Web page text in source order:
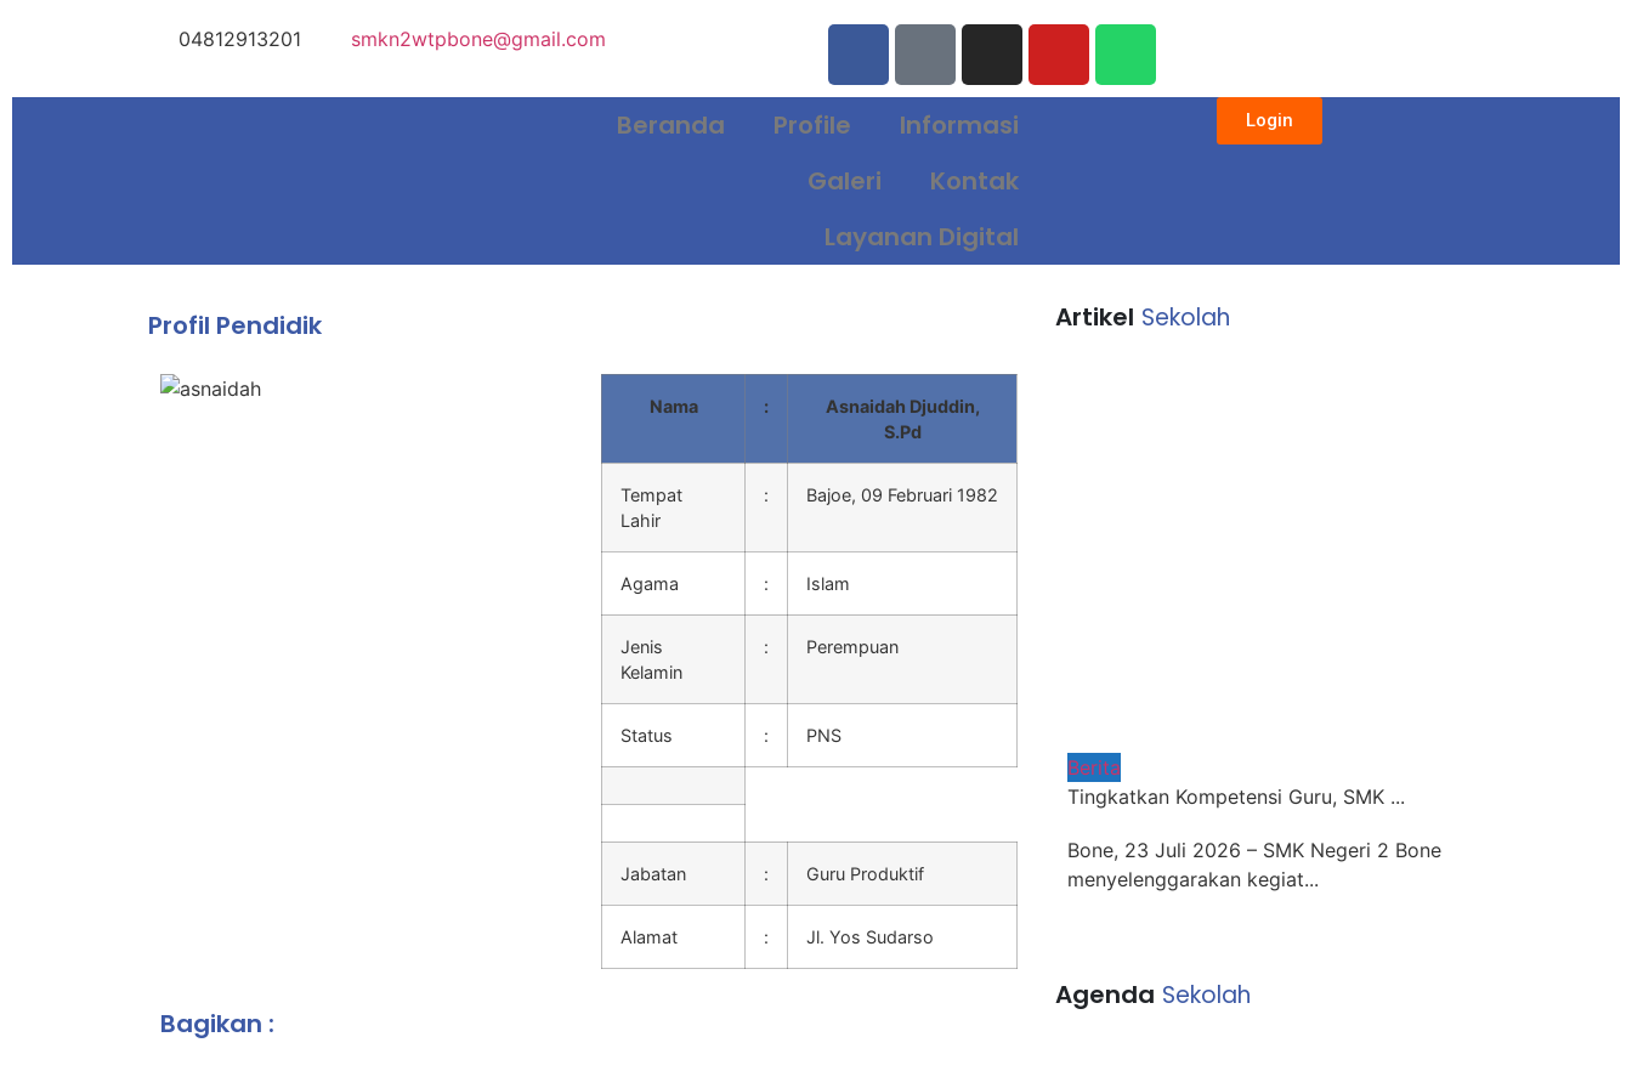
04812913201 smkn2wtpbone@gmail.com
Beranda Profile
Informasi
Galeri
Kontak
Layanan Digital
Login
Profil Pendidik
Nama :
Asnaidah Djuddin,
S.Pd
Tempat
Lahir
: Bajoe, 09 Februari 1982
Agama : Islam
Jenis
Kelamin
: Perempuan
Status : PNS
Jabatan : Guru Produktif
Alamat : Jl. Yos Sudarso
Bagikan :
Artikel Sekolah
Berita
Tingkatkan Kompetensi Guru, SMK ...
Bone, 23 Juli 2026 – SMK Negeri 2 Bone
menyelenggarakan kegiat...
Agenda Sekolah